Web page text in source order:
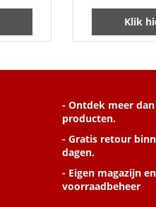
Klik
- Ontdek meer dan
producten.
- Gratis retour
dagen.
- Eigen magazijn en
voorraadbeheer